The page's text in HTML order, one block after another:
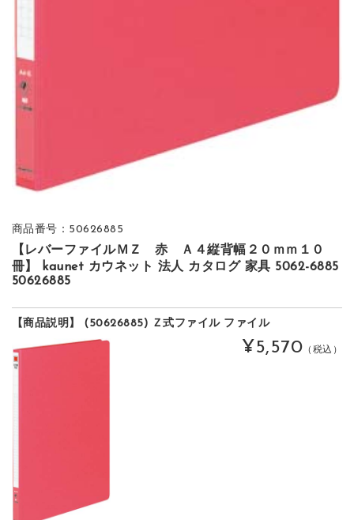
商品番号：50626885
【レバーファイルＭＺ 赤 Ａ４縦背幅２０ｍｍ１０
冊】 kaunet カウネット 法人 カタログ 家具 5062-6885
50626885
【商品説明】 (50626885) Ｚ式ファイル ファイル
¥5,570 （税込）